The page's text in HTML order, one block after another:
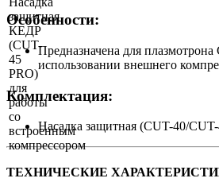
Особенности:
Предназначена для
использовании внешнего
Комплектация:
Насадка защитная (CUT-40/
ТЕХНИЧЕСКИЕ